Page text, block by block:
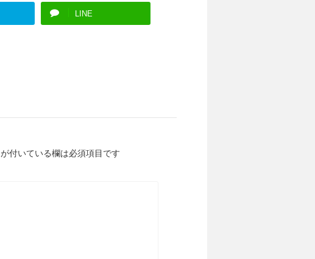
LINE
が付いている欄は必須項目です